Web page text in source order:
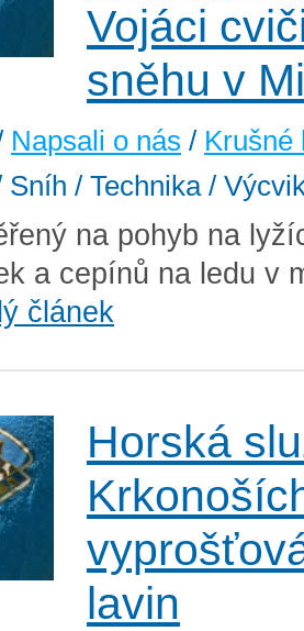
Vojáci
sněhu v
Napsali o nás / Krušné
Sníh / Technika /
na pohyb na
a cepínů na ledu v
článek
Horská
lavin